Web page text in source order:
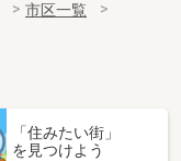
市区一覧
「住みたい街」
を見つけよう